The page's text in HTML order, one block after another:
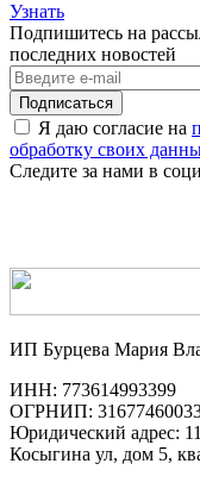
Узнать
Подпишитесь на
последних новостей
Я даю согласие на
обработку своих
Следите за нами в
ИП Бурцева Мария
ИНН: 773614993399
ОГРНИП:
Юридический адрес:
Косыгина ул, дом 5,